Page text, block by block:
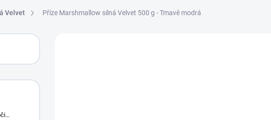
Velvet Příze Marshmallow silná Velvet 500 g - Tmavě modrá